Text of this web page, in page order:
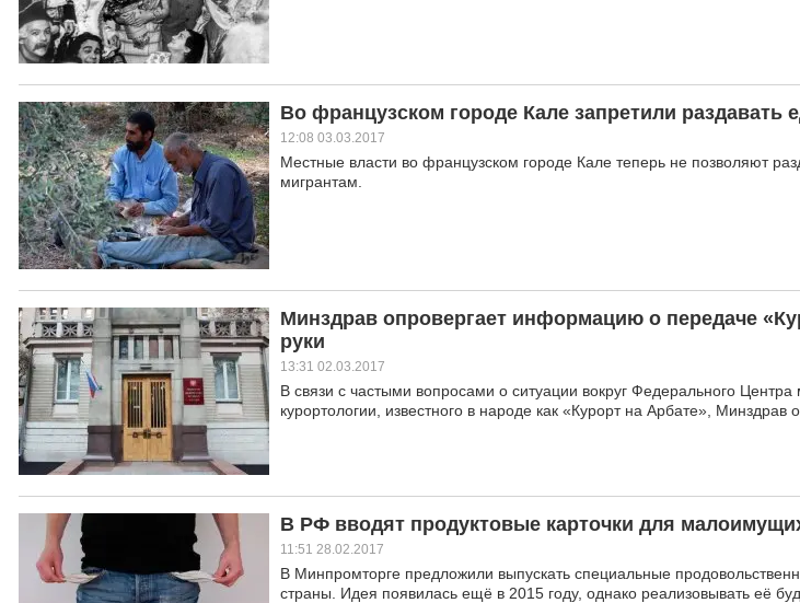
Во французском городе Кале запретили раздавать
12:08 03.03.2017
Местные власти во французском городе Кале теперь не позволяют
мигрантам.
Минздрав опровергает информацию о передаче
руки
13:31 02.03.2017
В связи с частыми вопросами о ситуации вокруг Федерального
курортологии, известного в народе как «Курорт на Арбате»,
В РФ вводят продуктовые карточки для
11:51 28.02.2017
В Минпромторге предложили выпускать специальные
страны. Идея появилась ещё в 2015 году, однако реализовывать её